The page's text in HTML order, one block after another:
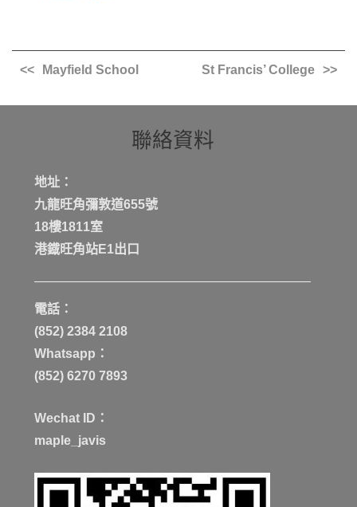
Mayfield School St Francis’ College
聯絡資料
地址：
九龍旺角彌敦道655號
18樓1811室
港鐡旺角站E1出口
電話：
(852) 2384 2108
Whatsapp：
(852) 6270 7893
Wechat ID：
maple_javis